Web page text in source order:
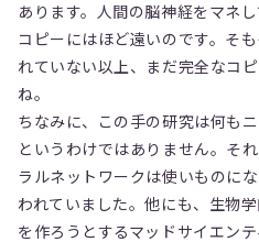
あります。人間の脳神経をマネ
コピーにはほど遠いのです。そ
れていない以上、まだ完全なコ
ね。
ちなみに、この手の研究は何も
というわけではありません。そ
ラルネットワークは使いものに
われていました。他にも、生物
を作ろうとするマッドサイエン